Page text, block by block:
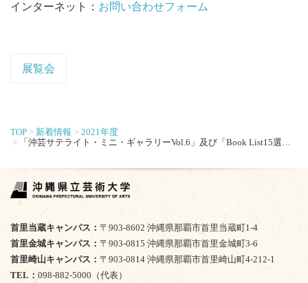
インターネット： お問い合わせフォーム
展覧会
TOP 新着情報
2021年度
「沖芸サテライト・ミニ・ギャラリーVol.6」及び「Book List15選」開催のお知らせ
TEL 098-882-5000（代表）
首里当蔵キャンパス
〒903-8602 沖縄県那覇市首里当蔵町1-4
首里金城キャンパス
〒903-0815 沖縄県那覇市首里金城町3-6
首里崎山キャンパス
〒903-0814 沖縄県那覇市首里崎山町4-212-1